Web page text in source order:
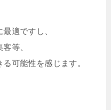
適ですし、
等、
可能性を感じます。